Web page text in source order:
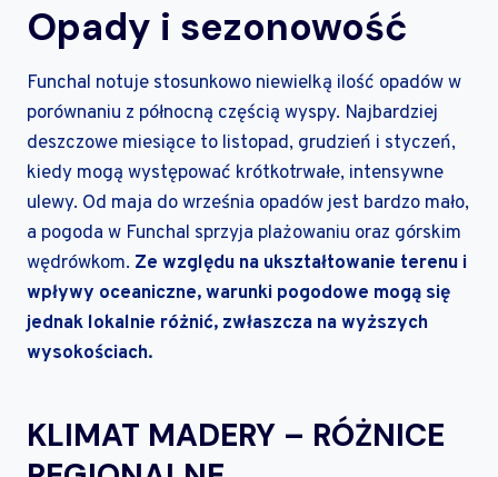
Opady i sezonowość
Funchal notuje stosunkowo niewielką ilość opadów w
porównaniu z północną częścią wyspy. Najbardziej
deszczowe miesiące to listopad, grudzień i styczeń,
kiedy mogą występować krótkotrwałe, intensywne
ulewy. Od maja do września opadów jest bardzo mało,
a pogoda w Funchal sprzyja plażowaniu oraz górskim
wędrówkom. Ze względu na ukształtowanie terenu i
wpływy oceaniczne, warunki pogodowe mogą się
jednak lokalnie różnić, zwłaszcza na wyższych
wysokościach.
KLIMAT MADERY – RÓŻNICE